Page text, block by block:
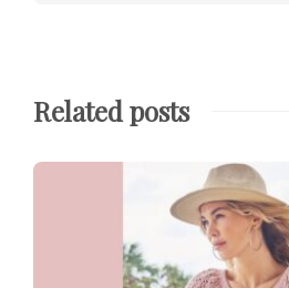
Related posts